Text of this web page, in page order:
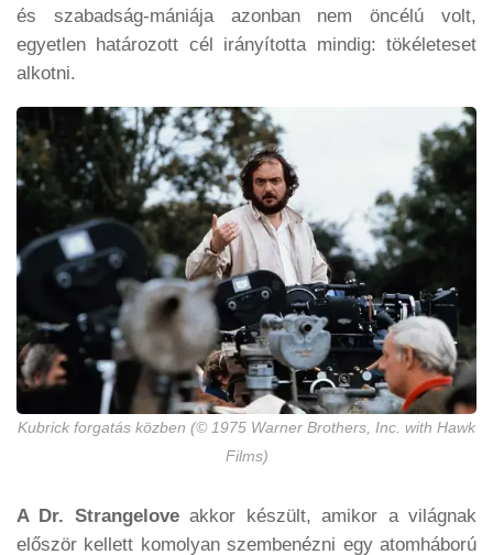
és szabadság-mániája azonban nem öncélú volt,
egyetlen határozott cél irányította mindig: tökéleteset
alkotni.
Kubrick forgatás közben (© 1975 Warner Brothers, Inc. with Hawk
Films)
A Dr. Strangeloveakkor készült, amikor a világnak
először kellett komolyan szembenézni egy atomháború